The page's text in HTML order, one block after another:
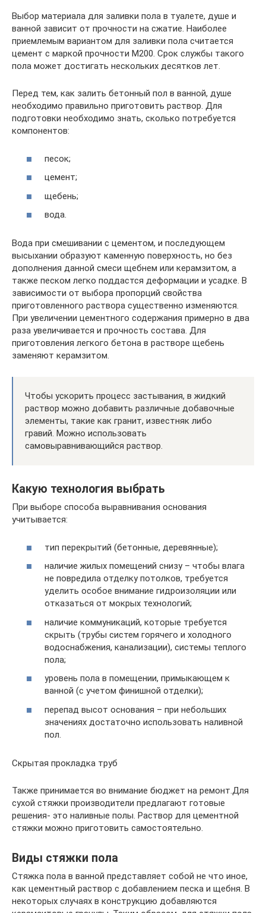
Выбор материала для заливки пола в туалете, душе и
ванной зависит от прочности на сжатие. Наиболее
приемлемым вариантом для заливки пола считается
цемент с маркой прочности М200. Срок службы такого
пола может достигать нескольких десятков лет.
Перед тем, как залить бетонный пол в ванной, душе
необходимо правильно приготовить раствор. Для
подготовки необходимо знать, сколько потребуется
компонентов:
песок;
цемент;
щебень;
вода.
Вода при смешивании с цементом, и последующем
высыхании образуют каменную поверхность, но без
дополнения данной смеси щебнем или керамзитом, а
также песком легко поддастся деформации и усадке. В
зависимости от выбора пропорций свойства
приготовленного раствора существенно изменяются.
При увеличении цементного содержания примерно в два
раза увеличивается и прочность состава. Для
приготовления легкого бетона в растворе щебень
заменяют керамзитом.
Чтобы ускорить процесс застывания, в жидкий
раствор можно добавить различные добавочные
элементы, такие как гранит, известняк либо
гравий. Можно использовать
самовыравнивающийся раствор.
Какую технология выбрать
При выборе способа выравнивания основания
учитывается:
тип перекрытий (бетонные, деревянные);
наличие жилых помещений снизу – чтобы влага
не повредила отделку потолков, требуется
уделить особое внимание гидроизоляции или
отказаться от мокрых технологий;
наличие коммуникаций, которые требуется
скрыть (трубы систем горячего и холодного
водоснабжения, канализации), системы теплого
пола;
уровень пола в помещении, примыкающем к
ванной (с учетом финишной отделки);
перепад высот основания – при небольших
значениях достаточно использовать наливной
пол.
Скрытая прокладка труб
Также принимается во внимание бюджет на ремонт.Для
сухой стяжки производители предлагают готовые
решения- это наливные полы. Раствор для цементной
стяжки можно приготовить самостоятельно.
Виды стяжки пола
Стяжка пола в ванной представляет собой не что иное,
как цементный раствор с добавлением песка и щебня. В
некоторых случаях в конструкцию добавляются